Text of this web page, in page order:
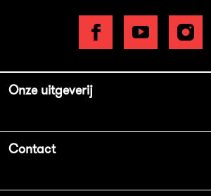
Onze uitgeverij
Contact